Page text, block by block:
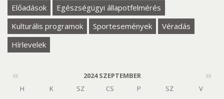
Előadások
Egészségügyi állapotfelmérés
Kulturális programok
Sportesemények
Véradás
Hírlevelek
H K SZ CS P SZ
V
2024 SZEPTEMBER